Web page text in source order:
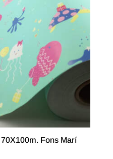
Fons Marí